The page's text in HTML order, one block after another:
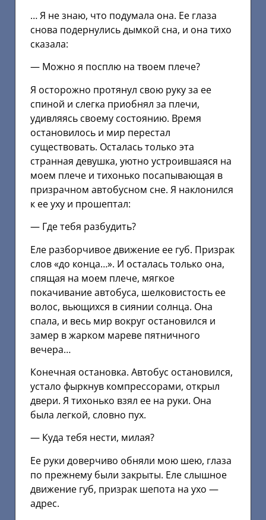
… Я не знаю, что подумала она. Ее глаза
снова подернулись дымкой сна, и она тихо
сказала:
— Можно я посплю на твоем плече?
Я осторожно протянул свою руку за ее
спиной и слегка приобнял за плечи,
удивляясь своему состоянию. Время
остановилось и мир перестал
существовать. Осталась только эта
странная девушка, уютно устроившаяся на
моем плече и тихонько посапывающая в
призрачном автобусном сне. Я наклонился
к ее уху и прошептал:
— Где тебя разбудить?
Еле разборчивое движение ее губ. Призрак
слов «до конца…». И осталась только она,
спящая на моем плече, мягкое
покачивание автобуса, шелковистость ее
волос, вьющихся в сиянии солнца. Она
спала, и весь мир вокруг остановился и
замер в жарком мареве пятничного
вечера…
Конечная остановка. Автобус остановился,
устало фыркнув компрессорами, открыл
двери. Я тихонько взял ее на руки. Она
была легкой, словно пух.
— Куда тебя нести, милая?
Ее руки доверчиво обняли мою шею, глаза
по прежнему были закрыты. Еле слышное
движение губ, призрак шепота на ухо —
адрес.